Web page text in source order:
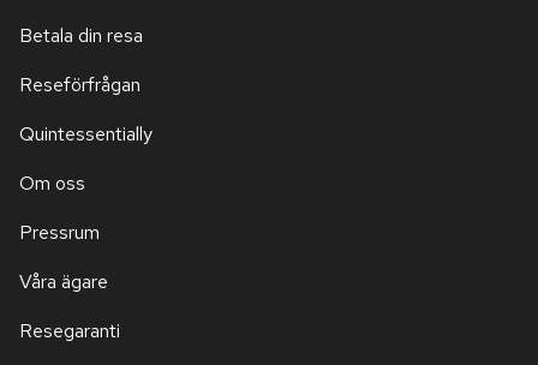
Betala din resa
Reseförfrågan
Quintessentially
Om oss
Pressrum
Våra ägare
Resegaranti